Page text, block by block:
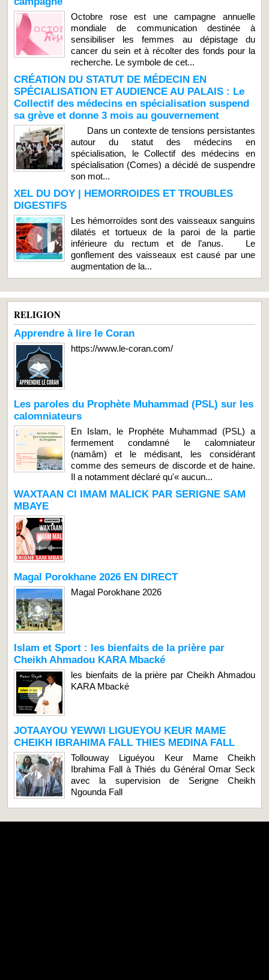
Octobre rose est une campagne annuelle
mondiale de communication destinée à
sensibiliser les femmes au dépistage du
cancer du sein et à récolter des fonds pour la
recherche. Le symbole de cet...
CRÉATION DU STATUT DE MÉDECIN EN
SPÉCIALISATION ET AUDIENCE AU PALAIS : Le
Collectif des médecins en spécialisation suspend
sa grève et donne 3 mois au gouvernement
Dans un contexte de tensions persistantes
autour du statut des médecins en
spécialisation, le Collectif des médecins en
spécialisation (Comes) a décidé de suspendre
son mot...
XEL DU DOY | HEMORROIDES ET TROUBLES
DIGESTIFS
Les hémorroïdes sont des vaisseaux sanguins
dilatés et tortueux de la paroi de la partie
inférieure du rectum et de l’anus. Le
gonflement des vaisseaux est causé par une
augmentation de la...
RELIGION
Apprendre à lire le Coran
https://www.le-coran.com/
Les paroles du Prophète Muhammad (PSL) sur les
calomniateurs
En Islam, le Prophète Muhammad (PSL) a
fermement condamné le calomniateur
(namâm) et le médisant, les considérant
comme des semeurs de discorde et de haine.
Il a notamment déclaré qu'« aucun...
WAXTAAN CI IMAM MALICK PAR SERIGNE SAM
MBAYE
Magal Porokhane 2026 EN DIRECT
Magal Porokhane 2026
Islam et Sport : les bienfaits de la prière par
Cheikh Ahmadou KARA Mbacké
les bienfaits de la prière par Cheikh Ahmadou
KARA Mbacké
JOTAAYOU YEWWI LIGUEYOU KEUR MAME
CHEIKH IBRAHIMA FALL THIES MEDINA FALL
Tollouway Liguéyou Keur Mame Cheikh
Ibrahima Fall à Thiés du Général Omar Seck
avec la supervision de Serigne Cheikh
Ngounda Fall